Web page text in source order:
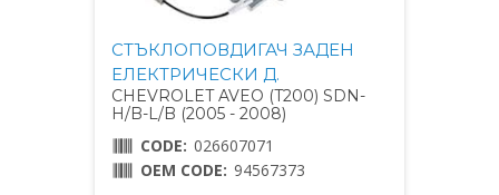
СТЪКЛОПОВДИГАЧ ЗАДЕН
ЕЛЕКТРИЧЕСКИ Д.
CHEVROLET AVEO (T200) SDN-
H/B-L/B (2005 - 2008)
CODE: 026607071
OEM CODE: 94567373